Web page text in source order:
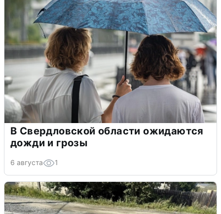
В Свердловской области ожидаются
дожди и грозы
6 августа 1